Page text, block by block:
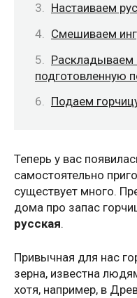
Настаиваем
Смешиваем
Раскладываем
подготовленную
Подаем
Теперь у вас
самостоятельно
существует много.
дома про запас
русская.
Привычная для нас
зерна, известна
хотя, например, в